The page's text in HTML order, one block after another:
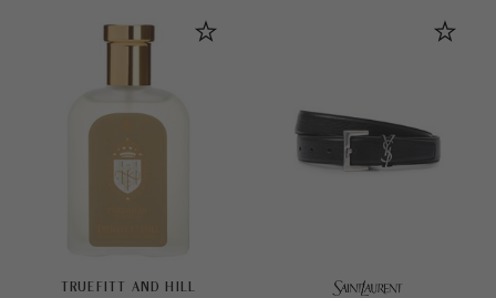
TRUEFITT AND HILL